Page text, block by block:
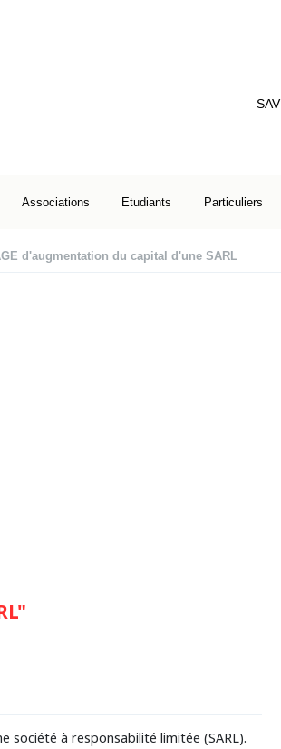
SAV
Associations Etudiants Particuliers
d'augmentation du capital d'une SARL
société à responsabilité limitée (SARL).